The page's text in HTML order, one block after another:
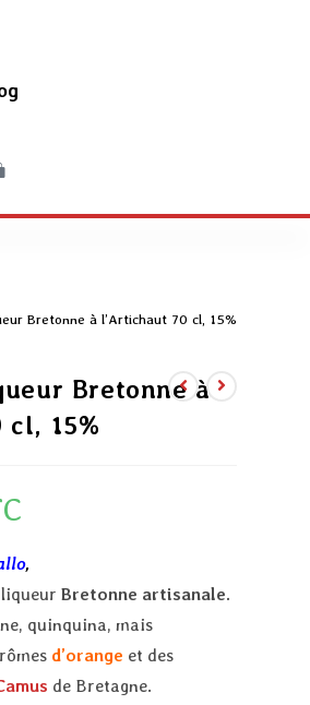
Bretonne à l’Artichaut 70 cl, 15%
Bretonne à
cl, 15%
,
liqueurBretonne artisanale.
quinquina, mais
d’orange et des
de Bretagne.